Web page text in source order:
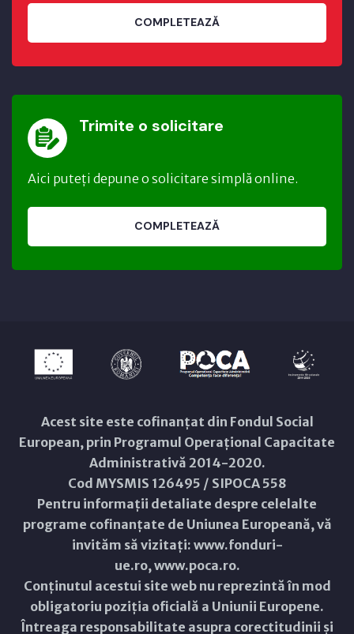
COMPLETEAZĂ
Trimite o solicitare
Aici puteți depune o solicitare simplă online.
COMPLETEAZĂ
Acest site este cofinanțat din Fondul Social
European, prin Programul Operațional Capacitate
Administrativă 2014-2020.
Cod MYSMIS 126495 / SIPOCA 558
Pentru informații detaliate despre celelalte
programe cofinanțate de Uniunea Europeană, vă
invităm să vizitați: www.fonduri-
ue.ro,www.poca.ro.
Conținutul acestui site web nu reprezintă în mod
obligatoriu poziția oficială a Uniunii Europene.
Întreaga responsabilitate asupra corectitudinii și